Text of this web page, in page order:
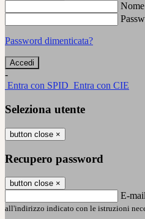
Password dimenticata?
-
Entra con SPID Entra con CIE
Seleziona utente
button close ×
Recupero password
button close ×
E-mail
all'indirizzo indicato con le istruzioni